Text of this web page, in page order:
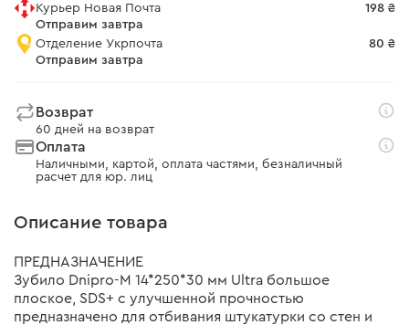
Курьер Новая Почта
Отправим завтра
198 ₴
Отделение Укрпочта
Отправим завтра
80 ₴
Возврат
60 дней на возврат
Оплата
Наличными, картой, оплата частями, безналичный
расчет для юр. лиц
Описание товара
ПРЕДНАЗНАЧЕНИЕ
Зубило Dnipro-M 14*250*30 мм Ultra большое
плоское, SDS+ с улучшенной прочностью
предназначено для отбивания штукатурки со стен и